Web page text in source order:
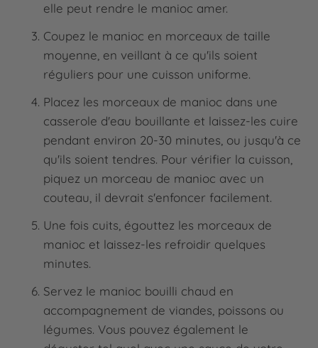
elle peut rendre le manioc amer.
Coupez le manioc en morceaux de taille
moyenne, en veillant à ce qu'ils soient
réguliers pour une cuisson uniforme.
Placez les morceaux de manioc dans une
casserole d'eau bouillante et laissez-les cuire
pendant environ 20-30 minutes, ou jusqu'à ce
qu'ils soient tendres. Pour vérifier la cuisson,
piquez un morceau de manioc avec un
couteau, il devrait s'enfoncer facilement.
Une fois cuits, égouttez les morceaux de
manioc et laissez-les refroidir quelques
minutes.
Servez le manioc bouilli chaud en
accompagnement de viandes, poissons ou
légumes. Vous pouvez également le